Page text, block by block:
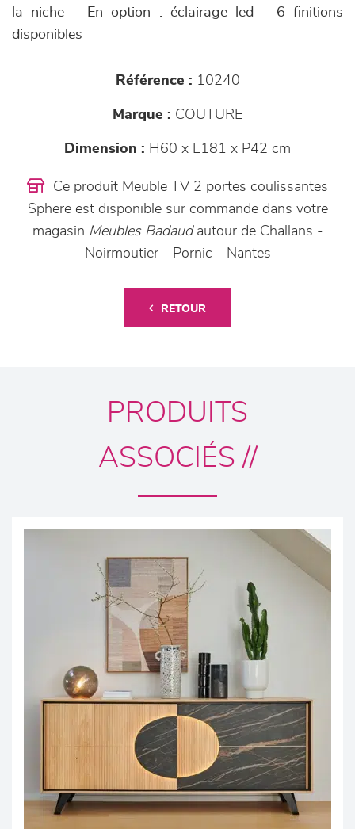
la niche - En option : éclairage led - 6 finitions
disponibles
Référence : 10240
Marque : COUTURE
Dimension : H60 x L181 x P42 cm
Ce produit Meuble TV 2 portes coulissantes
Sphere est disponible sur commande dans votre
magasin Meubles Badaudautour de Challans -
Noirmoutier - Pornic - Nantes
RETOUR
PRODUITS
ASSOCIÉS //